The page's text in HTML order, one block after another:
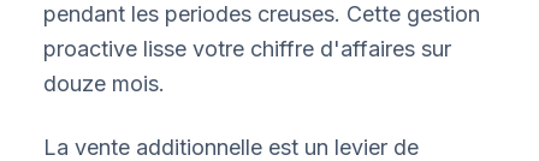
pendant les periodes creuses. Cette gestion
proactive lisse votre chiffre d'affaires sur
douze mois.
La vente additionnelle est un levier de